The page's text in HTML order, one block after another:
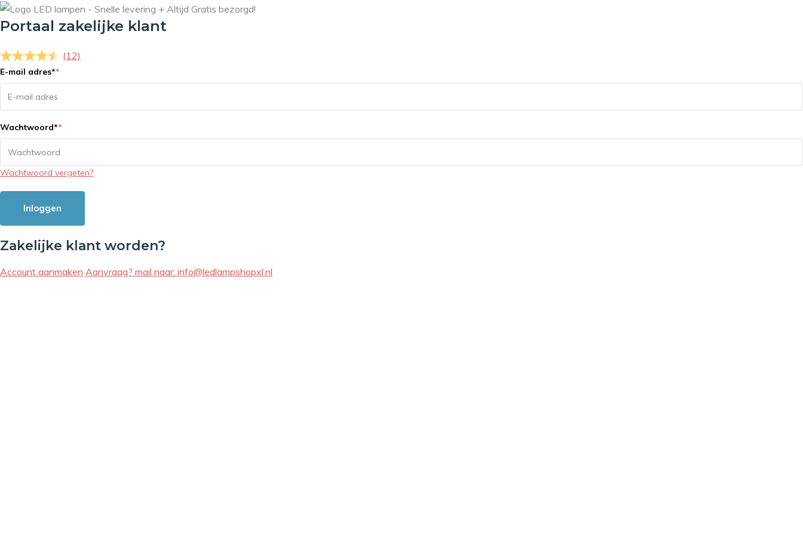
Portaal zakelijke klant
(12)
E-mail adres**
Wachtwoord**
Wachtwoord vergeten?
Inloggen
Zakelijke klant worden?
Account aanmaken Aanvraag? mail naar: info@ledlampshopxl.nl